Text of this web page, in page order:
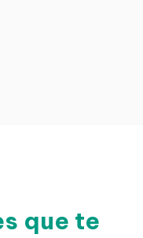
que te